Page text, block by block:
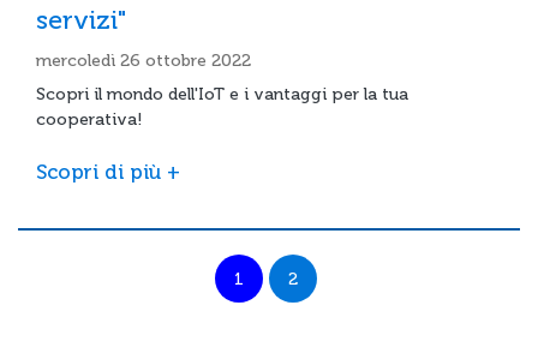
servizi"
mercoledì 26 ottobre 2022
Scopri il mondo dell'IoT e i vantaggi per la tua
cooperativa!
Scopri di più +
1 2